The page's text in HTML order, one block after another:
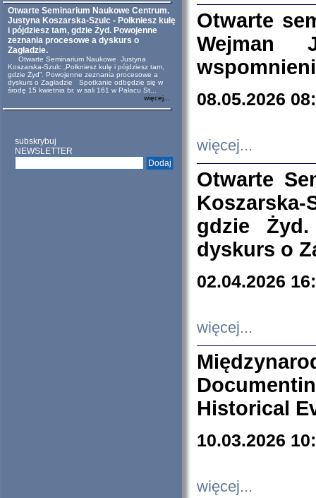
Otwarte Seminarium Naukowe Centrum.
Justyna Koszarska-Szulc - Połkniesz kulę
i pójdziesz tam, gdzie Żyd. Powojenne
zeznania procesowe a dyskurs o
Zagładzie.
Otwarte Seminarium Naukowe Justyna
Koszarska-Szulc „Połkniesz kulę i pójdziesz tam,
gdzie Żyd”. Powojenne zeznania procesowe a
dyskurs o Zagładzie Spotkanie odbędzie się w
środę 15 kwietnia br. w sali 161 w Pałacu St...
więcej...
subskrybuj
NEWSLETTER
Otwarte
Wejman
08.05.2026
więcej...
Otwarte
Koszarska-
gdzie
dyskurs o
02.04.2026
więcej...
Historical
10.03.2026
więcej...